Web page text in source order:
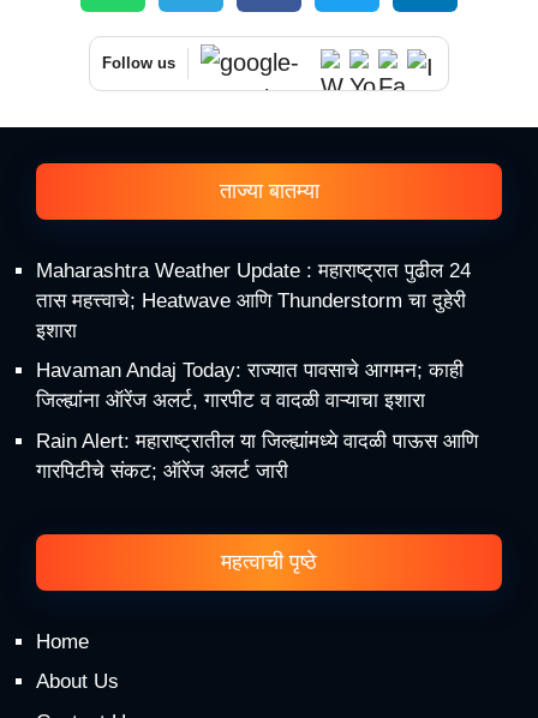
Follow us
ताज्या बातम्या
Maharashtra Weather Update : महाराष्ट्रात पुढील 24
तास महत्त्वाचे; Heatwave आणि Thunderstorm चा दुहेरी
इशारा
Havaman Andaj Today: राज्यात पावसाचे आगमन; काही
जिल्ह्यांना ऑरेंज अलर्ट, गारपीट व वादळी वाऱ्याचा इशारा
Rain Alert: महाराष्ट्रातील या जिल्ह्यांमध्ये वादळी पाऊस आणि
गारपिटीचे संकट; ऑरेंज अलर्ट जारी
महत्वाची पृष्ठे
Home
About Us